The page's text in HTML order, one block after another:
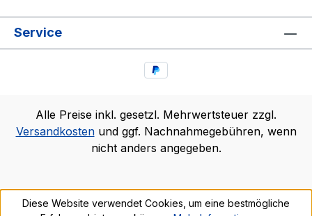
Service
Alle Preise inkl. gesetzl. Mehrwertsteuer zzgl.
Versandkostenund ggf. Nachnahmegebühren, wenn
nicht anders angegeben.
Diese Website verwendet Cookies, um eine bestmögliche